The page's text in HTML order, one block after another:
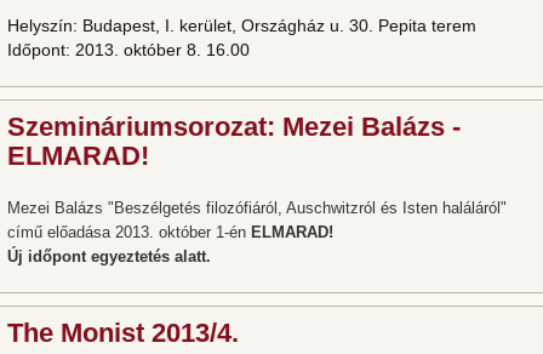
Helyszín: Budapest, I. kerület, Országház u. 30. Pepita terem
Időpont: 2013. október 8. 16.00
Szemináriumsorozat: Mezei Balázs -
ELMARAD!
Mezei Balázs "Beszélgetés filozófiáról, Auschwitzról és Isten haláláról"
című előadása 2013. október 1-én ELMARAD!
Új időpont egyeztetés alatt.
The Monist 2013/4.